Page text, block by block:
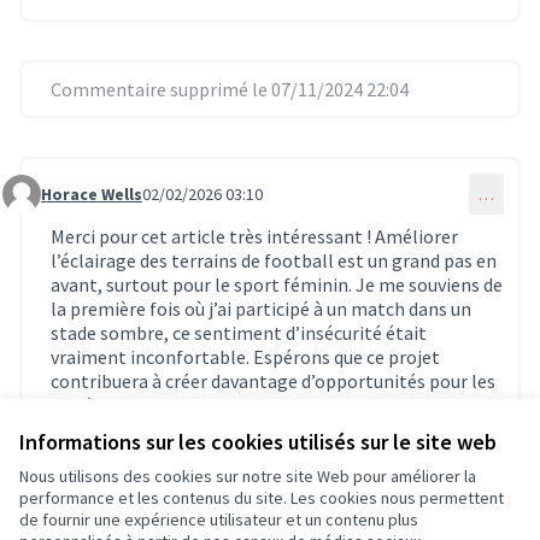
Informations sur les cookies utilisés sur le site web
Nous utilisons des cookies sur notre site Web pour améliorer la
performance et les contenus du site. Les cookies nous permettent
de fournir une expérience utilisateur et un contenu plus
Commentaire supprimé le 07/11/2024 22:04
Commentaire 1727
Horace Wells02/02/2026 03:10 …
Merci pour cet article très intéressant ! Améliorer
l’éclairage des terrains de football est un grand pas en
avant, surtout pour le sport féminin. Je me souviens de
la première fois où j’ai participé à un match dans un
stade sombre, ce sentiment d’insécurité était
vraiment inconfortable. Espérons que ce projet
contribuera à créer davantage d’opportunités pour les
athlètes. Je vous souhaite le meilleur pour ce projet !
https://moto-x3m.io
(Lien externe)
0